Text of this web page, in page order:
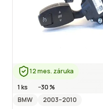
12 mes. záruka
1 ks
−30%
BMW
2003–2010